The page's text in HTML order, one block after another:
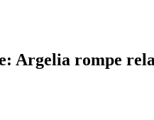
Argelia rompe